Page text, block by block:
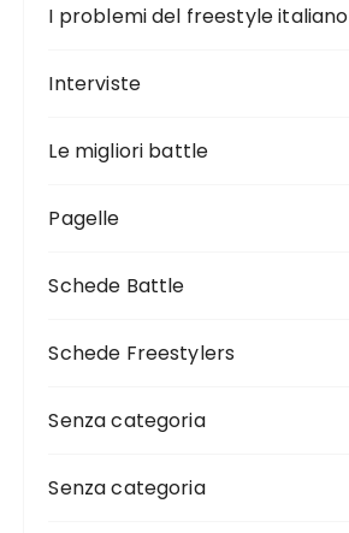
I problemi del freestyle italiano
Interviste
Le migliori battle
Pagelle
Schede Battle
Schede Freestylers
Senza categoria
Senza categoria